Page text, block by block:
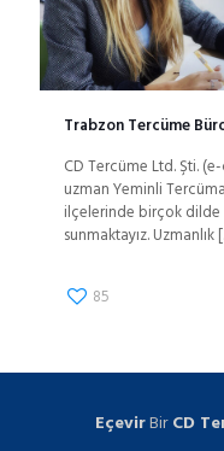
Trabzon Tercüme
CD Tercüme Ltd. Şti.
uzman Yeminli
ilçelerinde birçok dilde
sunmaktayız. Uzmanlık
85
EçevirBirCD